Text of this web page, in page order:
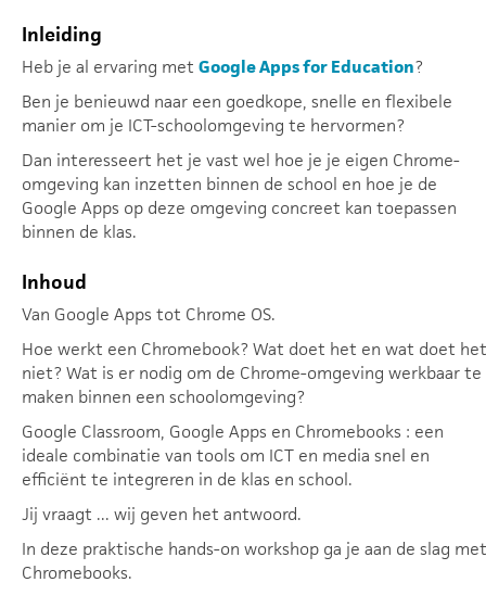
Inleiding
Heb je al ervaring met Google Apps for Education?
Ben je benieuwd naar een goedkope, snelle en flexibele
manier om je ICT-schoolomgeving te hervormen?
Dan interesseert het je vast wel hoe je je eigen Chrome-
omgeving kan inzetten binnen de school en hoe je de
Google Apps op deze omgeving concreet kan toepassen
binnen de klas.
Inhoud
Van Google Apps tot Chrome OS.
Hoe werkt een Chromebook? Wat doet het en wat doet het
niet? Wat is er nodig om de Chrome-omgeving werkbaar te
maken binnen een schoolomgeving?
Google Classroom, Google Apps en Chromebooks : een
ideale combinatie van tools om ICT en media snel en
efficiënt te integreren in de klas en school.
Jij vraagt ... wij geven het antwoord.
In deze praktische hands-on workshop ga je aan de slag met
Chromebooks.